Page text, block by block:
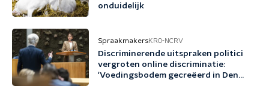
onduidelijk
SpraakmakersKRO-NCRV
Discriminerende uitspraken politici
vergroten online discriminatie:
'Voedingsbodem gecreëerd in Den